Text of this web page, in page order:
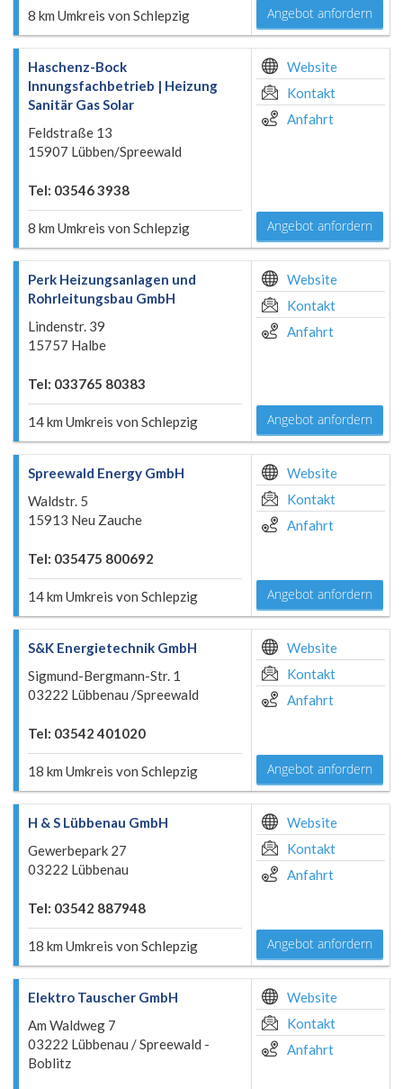
8 km Umkreis von Schlepzig Angebot anfordern
Haschenz-Bock
Innungsfachbetrieb | Heizung
Sanitär Gas Solar
Feldstraße 13
15907 Lübben/Spreewald
Tel: 03546 3938
8 km Umkreis von Schlepzig
Website
Kontakt
Anfahrt
Angebot anfordern
Perk Heizungsanlagen und
Rohrleitungsbau GmbH
Lindenstr. 39
15757 Halbe
Tel: 033765 80383
14 km Umkreis von Schlepzig
Website
Kontakt
Anfahrt
Angebot anfordern
Spreewald Energy GmbH
Waldstr. 5
15913 Neu Zauche
Tel: 035475 800692
14 km Umkreis von Schlepzig
Website
Kontakt
Anfahrt
Angebot anfordern
S&K Energietechnik GmbH
Sigmund-Bergmann-Str. 1
03222 Lübbenau /Spreewald
Tel: 03542 401020
18 km Umkreis von Schlepzig
Website
Kontakt
Anfahrt
Angebot anfordern
H & S Lübbenau GmbH
Gewerbepark 27
03222 Lübbenau
Tel: 03542 887948
18 km Umkreis von Schlepzig
Website
Kontakt
Anfahrt
Angebot anfordern
Elektro Tauscher GmbH
Am Waldweg 7
03222 Lübbenau / Spreewald -
Boblitz
Website
Kontakt
Anfahrt